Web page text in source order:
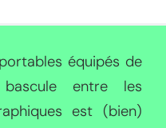
équipés de
entre les
est (bien)